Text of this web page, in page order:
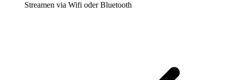
Streamen via Wifi oder Bluetooth